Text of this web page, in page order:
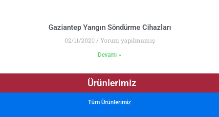
Ürünlerimiz
Tüm Ürünlerimiz
Gaziantep Yangın Söndürme Cihazları
02/11/2020 Yorum yapılmamış
Devamı »